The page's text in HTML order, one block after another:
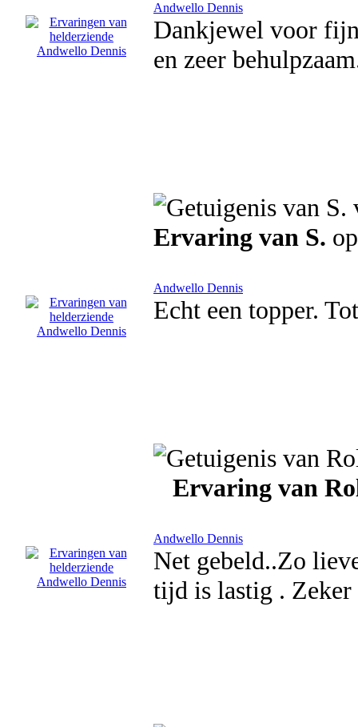
Andwello Dennis
Dankjewel voor
en zeer
Ervaring van S.
Andwello Dennis
Echt een topper.
Ervaring van
Andwello Dennis
Net gebeld..Zo
tijd is lastig . Zeker